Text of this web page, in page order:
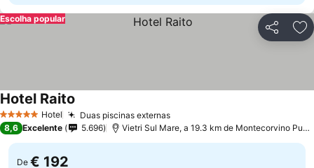
Partilhar
Escolha popular
5 Estrelas Hotel Duas piscinas externasVer preços
Hotel Raito
8,6 Excelente 5.696 Vietri Sul Mare, a 19.3 km de Montecorvino
De € 192